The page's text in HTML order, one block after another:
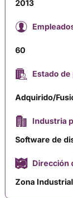
2013
60
Estado
Adquirido/
Industria
Software de
Dirección
Zona